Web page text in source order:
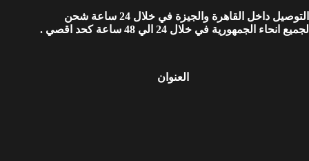
التوصيل داخل القاهرة والجيزة في خلال 24 ساعة شحن
لجميع انحاء الجمهورية في خلال 24 الي 48 ساعة كحد اقصي .
العنوان